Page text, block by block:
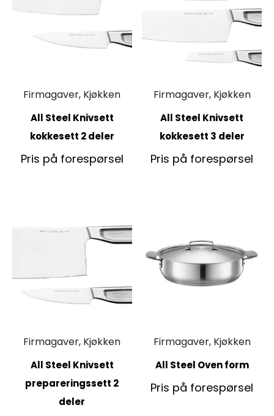
Firmagaver, Kjøkken
All Steel Knivsett
kokkesett 2 deler
Pris på forespørsel
Firmagaver, Kjøkken
All Steel Knivsett
kokkesett 3 deler
Pris på forespørsel
Firmagaver, Kjøkken
All Steel Knivsett
prepareringssett 2
deler
Firmagaver, Kjøkken
All Steel Oven form
Pris på forespørsel